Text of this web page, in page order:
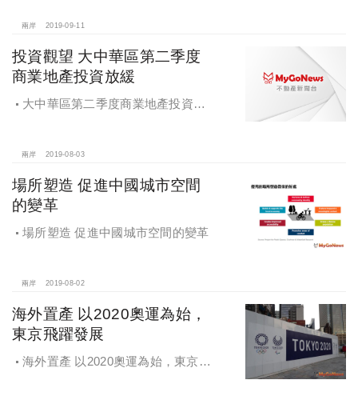
排名第一
兩岸 2019-09-11
投資觀望 大中華區第二季度
商業地產投資放緩
大中華區第二季度商業地產投資放
兩岸 2019-08-03
場所塑造 促進中國城市空間
的變革
場所塑造 促進中國城市空間的變革
兩岸 2019-08-02
海外置產 以2020奧運為始，
東京飛躍發展
海外置產 以2020奧運為始，東京飛